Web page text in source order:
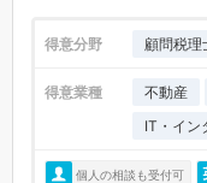
得意分野 顧問税理
得意業種 不動産
IT・イン
個人の相談も受付可